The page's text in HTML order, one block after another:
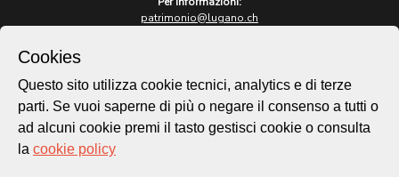
patrimonio@lugano.ch
lugano.ch
Cookie policy
Cookies
Questo sito utilizza cookie tecnici, analytics e di terze
parti. Se vuoi saperne di più o negare il consenso a tutti o
ad alcuni cookie premi il tasto gestisci cookie o consulta
la cookie policy